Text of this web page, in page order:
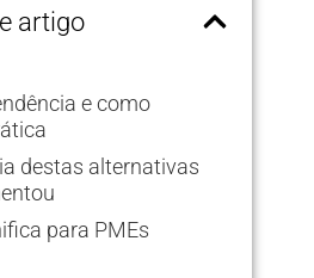
artigo
e como
destas alternativas
para PMEs